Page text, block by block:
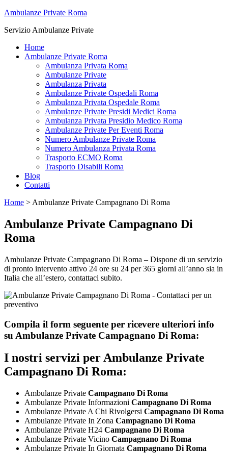
Ambulanze Private Roma
Servizio Ambulanze Private
Home
Ambulanze Private Roma
Ambulanza Privata Roma
Ambulanze Private
Ambulanza Privata
Ambulanze Private Ospedali Roma
Ambulanza Privata Ospedale Roma
Ambulanze Private Presidi Medici Roma
Ambulanza Privata Presidio Medico Roma
Ambulanze Private Per Eventi Roma
Numero Ambulanze Private Roma
Numero Ambulanza Privata Roma
Trasporto ECMO Roma
Trasporto Disabili Roma
Blog
Contatti
Home > Ambulanze Private Campagnano Di Roma
Ambulanze Private Campagnano Di
Roma
Ambulanze Private Campagnano Di Roma – Dispone di un servizio
di pronto intervento attivo 24 ore su 24 per 365 giorni all’anno sia in
Italia che all’estero, contattaci subito.
Compila il form seguente per ricevere ulteriori info
su Ambulanze Private Campagnano Di Roma:
I nostri servizi perAmbulanze Private
Campagnano Di Roma:
Ambulanze Private Campagnano Di Roma
Ambulanze Private Informazioni Campagnano Di Roma
Ambulanze Private A Chi Rivolgersi Campagnano Di Roma
Ambulanze Private In Zona Campagnano Di Roma
Ambulanze Private H24 Campagnano Di Roma
Ambulanze Private Vicino Campagnano Di Roma
Ambulanze Private In Giornata Campagnano Di Roma